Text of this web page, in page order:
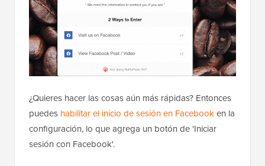
¿Quieres hacer las cosas aún más rápidas? Entonces
puedes habilitar el inicio de sesión en Facebooken la
configuración, lo que agrega un botón de 'Iniciar
sesión con Facebook'.